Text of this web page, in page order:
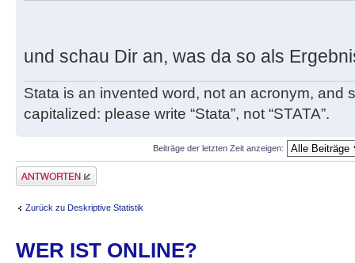
und schau Dir an, was da so als
Stata is an invented word, not an acronym, and
capitalized: please write “Stata”, not “STATA”.
Beiträge der letzten Zeit anzeigen:
Antwort erstellen
Zurück zu Deskriptive Statistik
WER IST ONLINE?